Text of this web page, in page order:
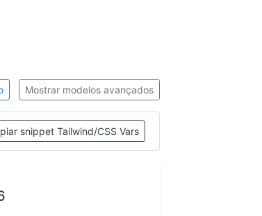
Mostrar modelos avançados
snippet Tailwind/CSS Vars